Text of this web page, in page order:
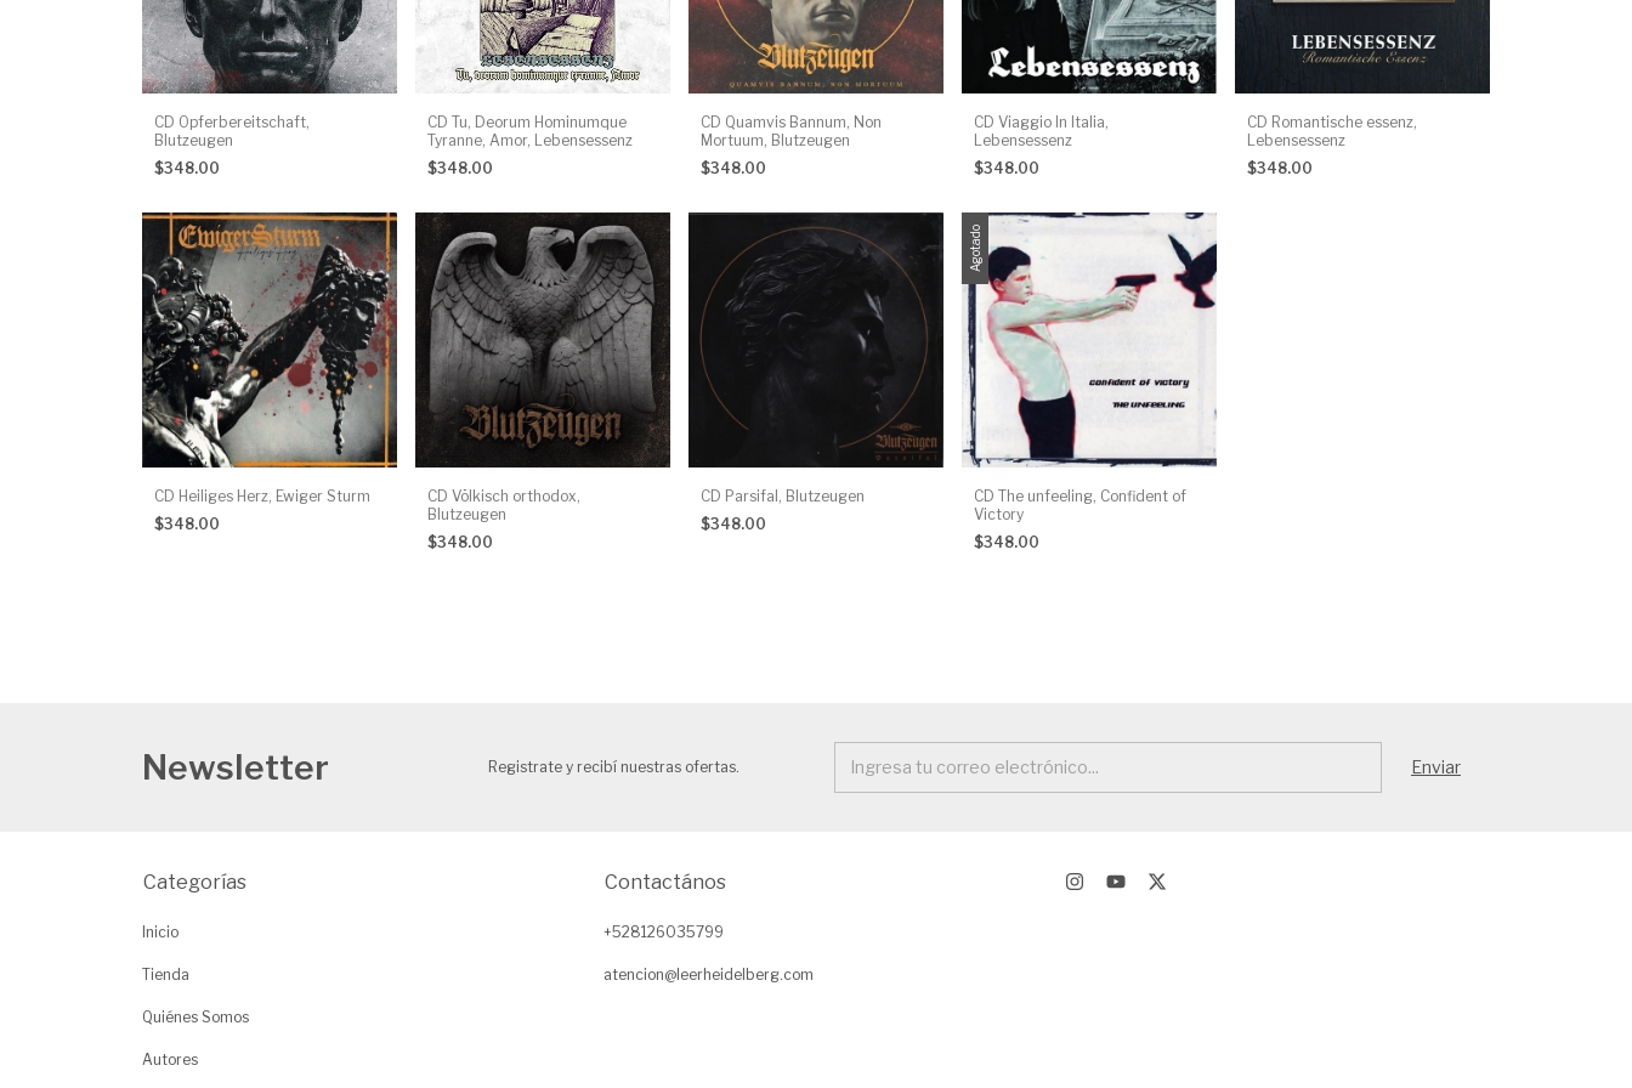
CD Opferbereitschaft,
Blutzeugen
$348.00
CD Tu, Deorum Hominumque
Tyranne, Amor, Lebensessenz
$348.00
CD Quamvis Bannum, Non
Mortuum, Blutzeugen
$348.00
CD Viaggio In Italia,
Lebensessenz
$348.00
CD Romantische essenz,
Lebensessenz
$348.00
CD Heiliges Herz, Ewiger Sturm
$348.00
CD Völkisch orthodox,
Blutzeugen
$348.00
CD Parsifal, Blutzeugen
$348.00
Agotado
CD The unfeeling, Confident of
Victory
$348.00
Newsletter Registrate y recibí nuestras ofertas.
Categorías
Inicio
Tienda
Quiénes Somos
Autores
Contactános
+528126035799
atencion@leerheidelberg.com